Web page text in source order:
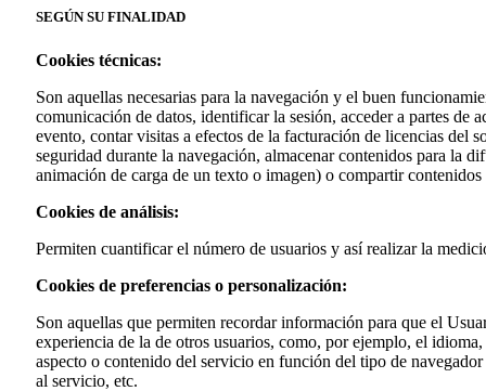
SEGÚN SU FINALIDAD
Cookies técnicas:
Son aquellas necesarias para la navegación y el buen
comunicación de datos, identificar la sesión, acceder a partes
evento, contar visitas a efectos de la facturación de licencias
seguridad durante la navegación, almacenar contenidos para la
animación de carga de un texto o imagen) o compartir contenidos
Cookies de análisis:
Permiten cuantificar el número de usuarios y así realizar la
Cookies de preferencias o personalización:
Son aquellas que permiten recordar información para que el
experiencia de la de otros usuarios, como, por ejemplo, el
aspecto o contenido del servicio en función del tipo de
al servicio, etc.